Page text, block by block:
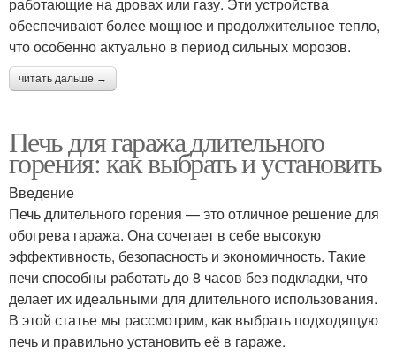
обеспечивают более мощное и продолжительное тепло,
что особенно актуально в период сильных морозов.
читать дальше →
Печь для гаража длительного
горения: как выбрать и установить
Введение
Печь длительного горения — это отличное решение для
обогрева гаража. Она сочетает в себе высокую
эффективность, безопасность и экономичность. Такие
печи способны работать до 8 часов без подкладки, что
делает их идеальными для длительного использования.
В этой статье мы рассмотрим, как выбрать подходящую
печь и правильно установить её в гараже.